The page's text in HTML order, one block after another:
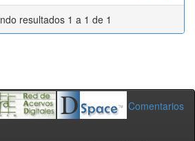
resultados 1 a 1 de 1
Comentarios